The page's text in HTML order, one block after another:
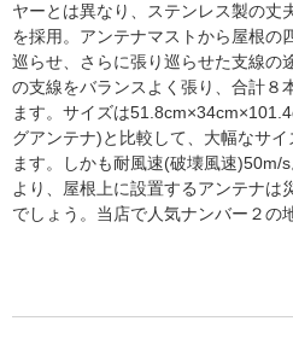
ヤーとは異なり、ステンレス製の丈
を採用。アンテナマストから屋根の
巡らせ、さらに張り巡らせた支線の
の支線をバランスよく張り、合計８
ます。サイズは
グアンテナ)と比較して、大幅なサ
ます。しかも耐風速(破壊風速)50m/
より、屋根上に設置するアンテナは
でしょう。当店で人気ナンバー２の